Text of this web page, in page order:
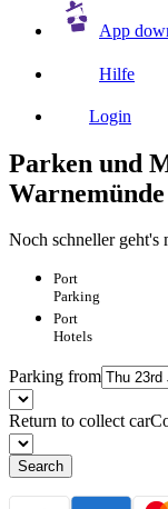
App
Hilfe
Login
Parken und
Warnemünde
Noch schneller geht's
Port
Parking
Port
Hotels
Parking from
Return to collect car
Search